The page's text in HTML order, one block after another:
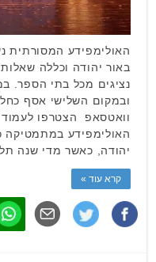
האולימפידע המסורתית
באור יהודה וכללה
נציגים מכל בתי הספר.
ובמקום השלישי אסף
וואטסאפ הצטרפו לעמוד
האולימפידע במתמטיקה
יהודה, כאשר מדי שנה
קרא עוד »